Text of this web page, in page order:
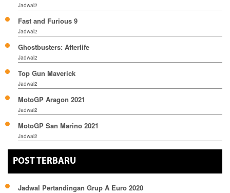
Jadwal2
Fast and Furious 9
Jadwal2
Ghostbusters: Afterlife
Jadwal2
Top Gun Maverick
Jadwal2
MotoGP Aragon 2021
Jadwal2
MotoGP San Marino 2021
Jadwal2
POST TERBARU
Jadwal Pertandingan Grup A Euro 2020